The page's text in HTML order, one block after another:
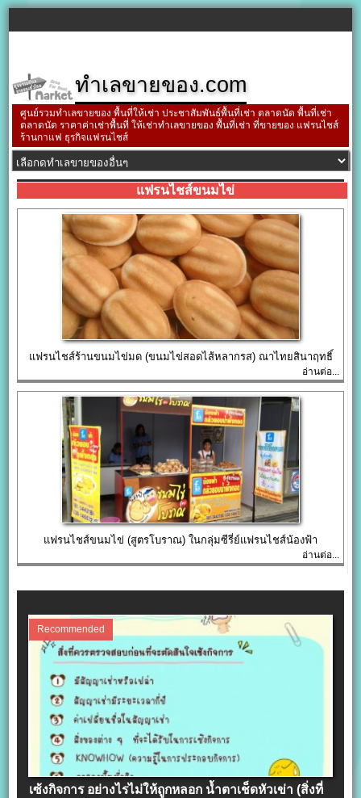
ทำเลขายของ.com
ศูนย์รวมทำเลขายของ พื้นที่ให้เช่า ประชาสัมพันธ์พื้นที่เช่า ตลาดนัด พื้นที่เช่า
ตลาดนัด ราคาค่าเช่าพื้นที่ ให้เช่าทำเลขายของ พื้นที่เช่า ที่ขายของ แฟรนไชส์
ร้านกาแฟ ธุรกิจแฟรนไชส์
แฟรนไชส์ขนมไข่
แฟรนไชส์ร้านขนมไข่มด (ขนมไข่สอดไส้หลากรส) ณาไทยสินาฤทธิ์
อ่านต่อ...
แฟรนไชส์ขนมไข่ (สูตรโบราณ) ในกลุ่มซีรี่ย์แฟรนไชส์น้องฟ้า
อ่านต่อ...
Recommended
เซ้งกิจการ อย่างไรไม่ให้ถูกหลอก น้ำตาเช็ดหัวเข่า (สิ่งที่